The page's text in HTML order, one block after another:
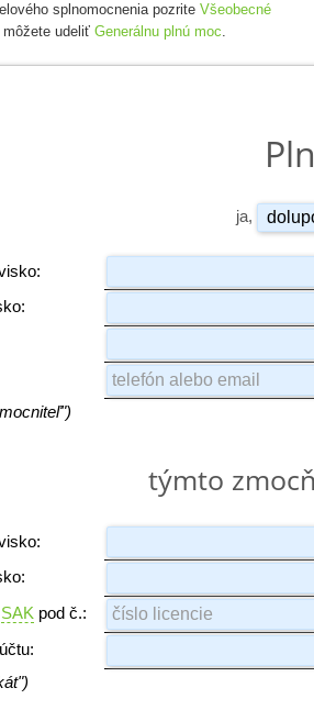
splnomocnenia pozrite Všeobecné
môžete udeliť Generálnu plnú moc.
ja,
týmto
SAK pod č.: